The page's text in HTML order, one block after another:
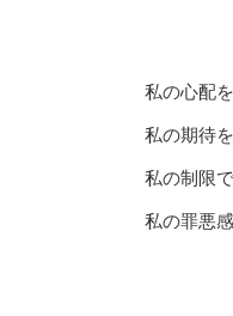
私の心配
私の期待
私の制限
私の罪悪